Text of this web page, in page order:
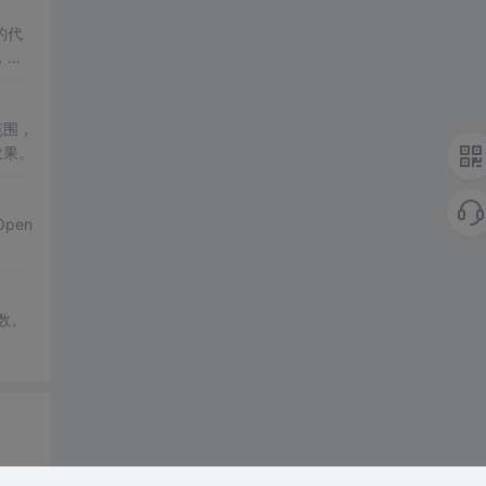
代
展
，
。